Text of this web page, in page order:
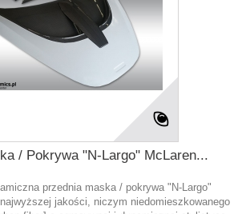
/ Pokrywa "N-Largo" McLaren...
przednia maska / pokrywa "N-Largo"
jakości, niczym niedomieszkowanego